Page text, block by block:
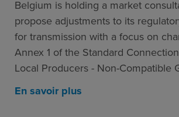
Belgium is holding a market
propose adjustments to its
for transmission with a focus on
Annex 1 of the Standard
Local Producers - Non-Compatible
En savoir plus